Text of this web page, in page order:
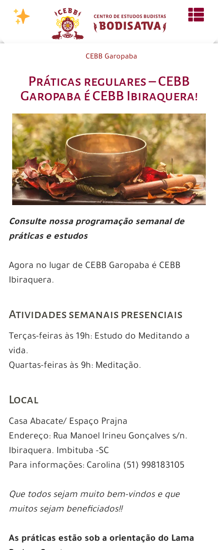
CEBB Garopaba
Práticas regulares – CEBB
Garopaba é CEBB Ibiraquera!
Consulte nossa programação semanal de
práticas e estudos
Agora no lugar de CEBB Garopaba é CEBB
Ibiraquera.
Atividades semanais presenciais
Terças-feiras às 19h: Estudo do Meditando a
vida.
Quartas-feiras às 9h: Meditação.
Local
Casa Abacate/ Espaço Prajna
Endereço: Rua Manoel Irineu Gonçalves s/n.
Ibiraquera. Imbituba -SC
Para informações: Carolina (51) 998183105
Que todos sejam muito bem-vindos e que
muitos sejam beneficiados!!
As práticas estão sob a orientação do Lama